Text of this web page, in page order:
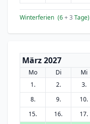
Winterferien (6+ 3 Tage)
März 2027
Mo Di Mi
1.
2. 3.
8.
9. 10.
15.
16. 17.